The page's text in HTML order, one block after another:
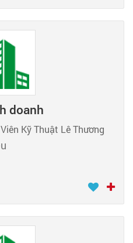
doanh
Kỹ Thuật Lê Thương